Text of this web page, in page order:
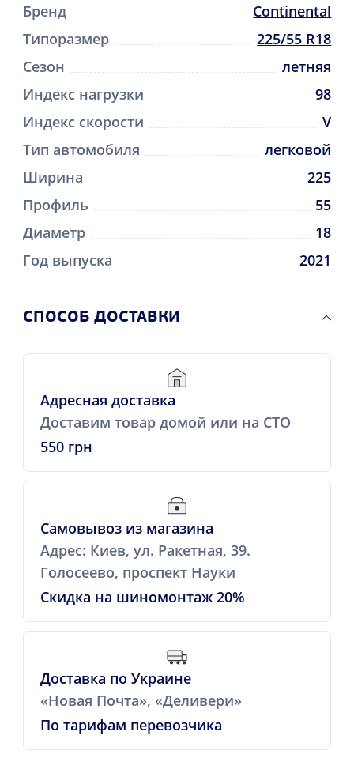
Бренд
Continental
Типоразмер
225/55 R18
Сезон
летняя
Индекс нагрузки
98
Индекс скорости
V
Тип автомобиля
легковой
Ширина
225
Профиль
55
Диаметр
18
Год выпуска
2021
CПОСОБ ДОСТАВКИ
Адресная доставка
Доставим товар домой или на СТО
550 грн
Самовывоз из магазина
Адрес: Киев, ул. Ракетная, 39.
Голосеево, проспект Науки
Скидка на шиномонтаж 20%
Доставка по Украине
«Новая Почта», «Деливери»
По тарифам перевозчика